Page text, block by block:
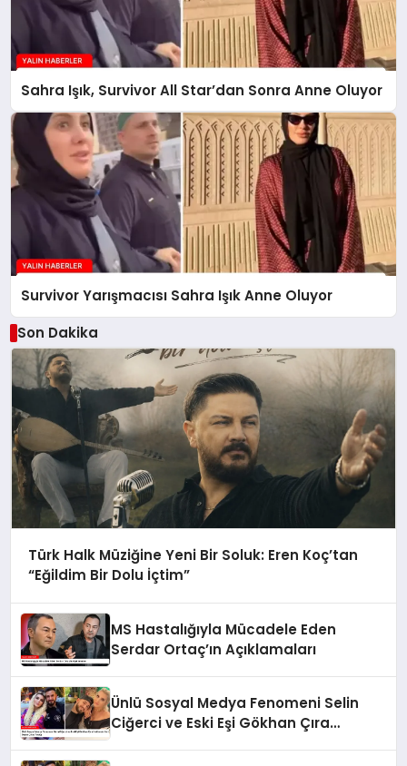
Sahra Işık, Survivor All Star’dan Sonra Anne Oluyor
Survivor Yarışmacısı Sahra Işık Anne Oluyor
Son Dakika
Türk Halk Müziğine Yeni Bir Soluk: Eren Koç’tan
“Eğildim Bir Dolu İçtim”
MS Hastalığıyla Mücadele Eden
Serdar Ortaç’ın Açıklamaları
Ünlü Sosyal Medya Fenomeni Selin
Ciğerci ve Eski Eşi Gökhan Çıra